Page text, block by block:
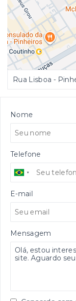
Rua Lisboa -
Nome
Telefone
E-mail
Mensagem